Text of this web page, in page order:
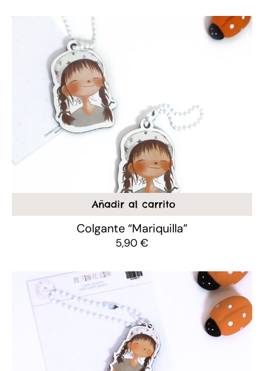
Añadir al carrito
Colgante “Mariquilla”
5,90 €